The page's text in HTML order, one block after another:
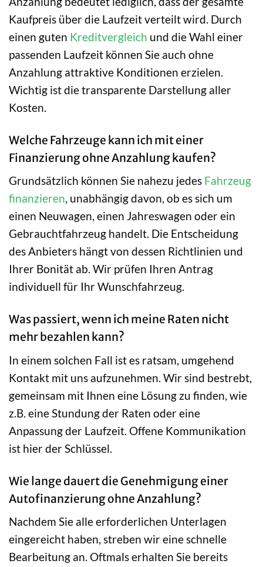
Kaufpreis über die Laufzeit verteilt wird. Durch
einen guten Kreditvergleich und die Wahl einer
passenden Laufzeit können Sie auch ohne
Anzahlung attraktive Konditionen erzielen.
Wichtig ist die transparente Darstellung aller
Kosten.
Welche Fahrzeuge kann ich mit einer
Finanzierung ohne Anzahlung kaufen?
Grundsätzlich können Sie nahezu jedes Fahrzeug
finanzieren, unabhängig davon, ob es sich um
einen Neuwagen, einen Jahreswagen oder ein
Gebrauchtfahrzeug handelt. Die Entscheidung
des Anbieters hängt von dessen Richtlinien und
Ihrer Bonität ab. Wir prüfen Ihren Antrag
individuell für Ihr Wunschfahrzeug.
Was passiert, wenn ich meine Raten nicht
mehr bezahlen kann?
In einem solchen Fall ist es ratsam, umgehend
Kontakt mit uns aufzunehmen. Wir sind bestrebt,
gemeinsam mit Ihnen eine Lösung zu finden, wie
z.B. eine Stundung der Raten oder eine
Anpassung der Laufzeit. Offene Kommunikation
ist hier der Schlüssel.
Wie lange dauert die Genehmigung einer
Autofinanzierung ohne Anzahlung?
Nachdem Sie alle erforderlichen Unterlagen
eingereicht haben, streben wir eine schnelle
Bearbeitung an. Oftmals erhalten Sie bereits